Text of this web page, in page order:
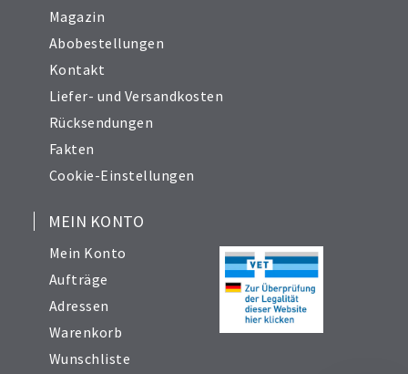
Magazin
Abobestellungen
Kontakt
Liefer- und Versandkosten
Rücksendungen
Fakten
Cookie-Einstellungen
MEIN KONTO
Mein Konto
Aufträge
Adressen
Warenkorb
Wunschliste